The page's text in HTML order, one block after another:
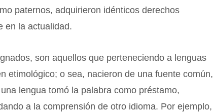
paternos, adquirieron idénticos derechos
en la actualidad.
son aquellos que perteneciendo a lenguas
etimológico; o sea, nacieron de una fuente común,
lengua tomó la palabra como préstamo,
a la comprensión de otro idioma. Por ejemplo,